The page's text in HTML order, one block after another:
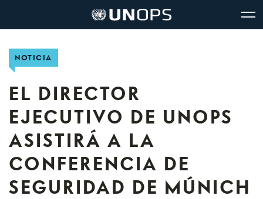
Logo
de
UNOPS
Office
Services
NOTICIA
EL DIRECTOR
EJECUTIVO DE UNOPS
ASISTIRÁ A LA
CONFERENCIA DE
SEGURIDAD DE MÚNICH